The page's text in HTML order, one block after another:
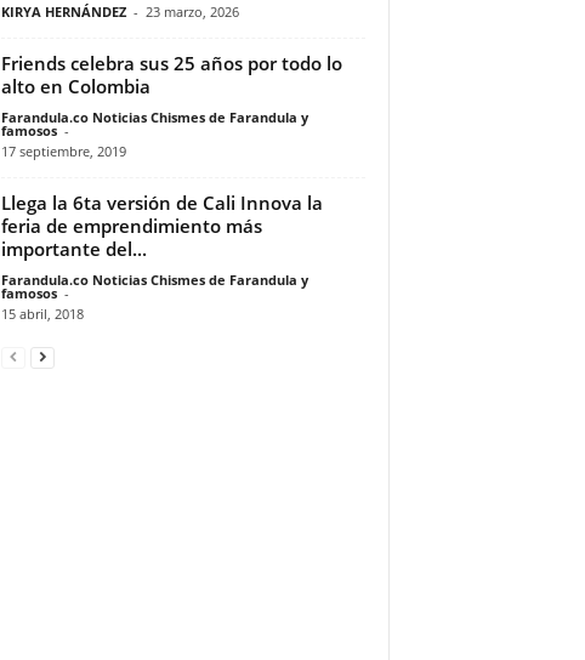
KIRYA HERNÁNDEZ - 23 marzo, 2026
Friends celebra sus 25 años por todo lo
alto en Colombia
Farandula.co Noticias Chismes de Farandula y
famosos -
17 septiembre, 2019
Llega la 6ta versión de Cali Innova la
feria de emprendimiento más
importante del...
Farandula.co Noticias Chismes de Farandula y
famosos -
15 abril, 2018